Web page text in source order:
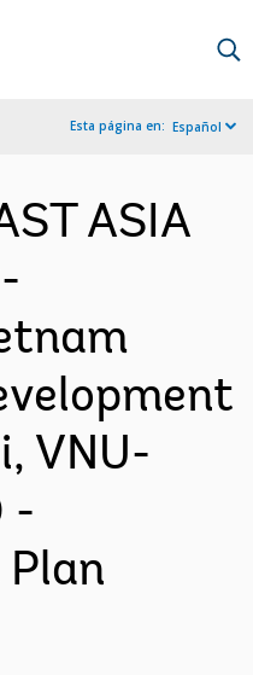
Esta página en: Español
ASIA
VNU-
-